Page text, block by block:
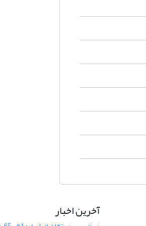
آخرین اخبار